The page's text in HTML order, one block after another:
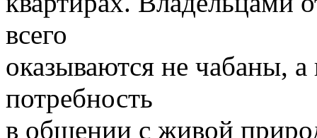
всего
оказываются не чабаны,
потребность
в общении с живой